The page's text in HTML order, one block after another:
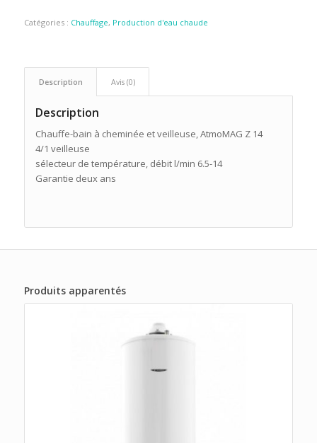
Catégories : Chauffage, Production d'eau chaude
Description Avis (0)
Description
Chauffe-bain à cheminée et veilleuse, AtmoMAG Z 14
4/1 veilleuse
sélecteur de température, débit l/min 6.5-14
Garantie deux ans
Produits apparentés